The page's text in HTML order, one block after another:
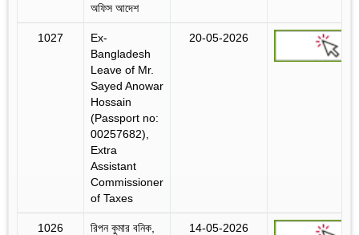
অফিস আদেশ
1027
Ex-
Bangladesh
Leave of Mr.
Sayed Anowar
Hossain
(Passport no:
00257682),
Extra
Assistant
Commissioner
of Taxes
20-05-2026
1026
রিপন কুমার বনিক,
14-05-2026